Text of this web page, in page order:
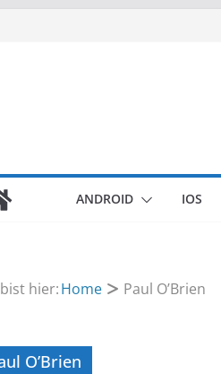
ANDROID IOS
hier:Home Paul O’Brien
O’Brien